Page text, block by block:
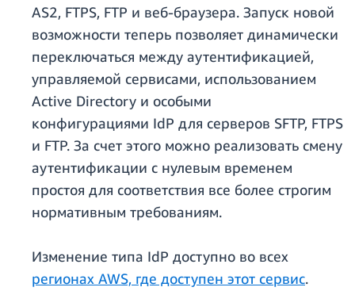
AS2, FTPS, FTP и веб-браузера. Запуск новой
возможности теперь позволяет динамически
переключаться между аутентификацией,
управляемой сервисами, использованием
Active Directory и особыми
конфигурациями IdP для серверов SFTP, FTPS
и FTP. За счет этого можно реализовать смену
аутентификации с нулевым временем
простоя для соответствия все более строгим
нормативным требованиям.
Изменение типа IdP доступно во всех
регионах AWS, где доступен этот сервис.